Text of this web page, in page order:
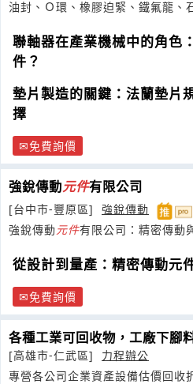
油封、Ｏ環、橡膠迫緊、鐵氟龍、
聯軸器在產業機械中的角色
件？
墊片製造的關鍵：法蘭墊片
擇
免費詢價
強銳傳動元件有限公司
[台中市-豐原區]
強銳傳動
強銳傳動元件有限公司：精密傳動
從設計到量產：精密傳動元
免費詢價
各種工業可回收物，工廠下腳
[高雄市-仁武區]
力程辦公
專營各公司企業資產設備估價回收